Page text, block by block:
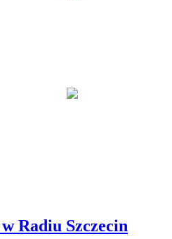
Radiu Szczecin